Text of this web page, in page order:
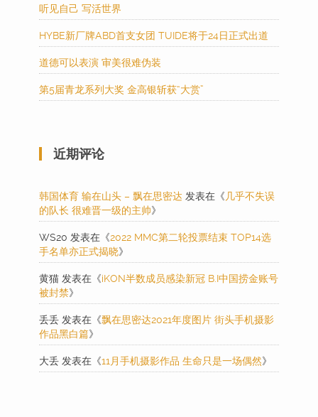
听见自己 写活世界
HYBE新厂牌ABD首支女团 TUIDE将于24日正式出道
道德可以表演 审美很难伪装
第5届青龙系列大奖 金高银斩获“大赏”
近期评论
韩国体育 输在山头 – 飘在思密达 发表在《几乎不失误
的队长 很难晋一级的主帅》
WS20 发表在《2022 MMC第二轮投票结束 TOP14选
手名单亦正式揭晓》
黄猫 发表在《iKON半数成员感染新冠 B.I中国捞金账号
被封禁》
丢丢 发表在《飘在思密达2021年度图片 街头手机摄影
作品黑白篇》
大丢 发表在《11月手机摄影作品 生命只是一场偶然》